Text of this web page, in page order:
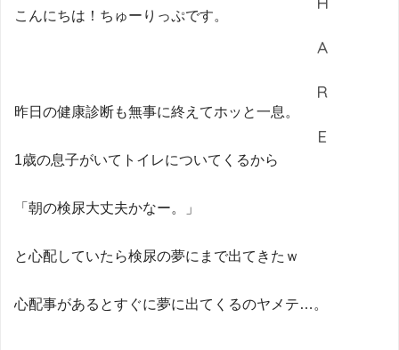
こんにちは！ちゅーりっぷです。
昨日の健康診断も無事に終えてホッと一息。
1歳の息子がいてトイレについてくるから
「朝の検尿大丈夫かなー。」
と心配していたら検尿の夢にまで出てきたｗ
心配事があるとすぐに夢に出てくるのヤメテ…。